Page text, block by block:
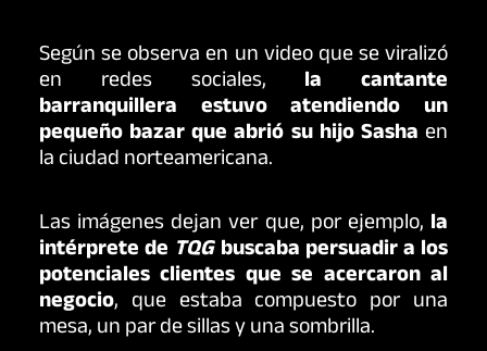
Según se observa en un video que se viralizó
en redes sociales, la cantante
barranquillera estuvo atendiendo un
pequeño bazar que abrió su hijo Sasha en
la ciudad norteamericana.
Las imágenes dejan ver que, por ejemplo, la
intérprete de TQGbuscaba persuadir a los
potenciales clientes que se acercaron al
negocio, que estaba compuesto por una
mesa, un par de sillas y una sombrilla.